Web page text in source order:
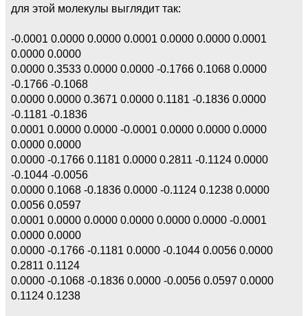
для этой молекулы выглядит так:
-0.0001 0.0000 0.0000 0.0001 0.0000 0.0000 0.0001
0.0000 0.0000
0.0000 0.3533 0.0000 0.0000 -0.1766 0.1068 0.0000
-0.1766 -0.1068
0.0000 0.0000 0.3671 0.0000 0.1181 -0.1836 0.0000
-0.1181 -0.1836
0.0001 0.0000 0.0000 -0.0001 0.0000 0.0000 0.0000
0.0000 0.0000
0.0000 -0.1766 0.1181 0.0000 0.2811 -0.1124 0.0000
-0.1044 -0.0056
0.0000 0.1068 -0.1836 0.0000 -0.1124 0.1238 0.0000
0.0056 0.0597
0.0001 0.0000 0.0000 0.0000 0.0000 0.0000 -0.0001
0.0000 0.0000
0.0000 -0.1766 -0.1181 0.0000 -0.1044 0.0056 0.0000
0.2811 0.1124
0.0000 -0.1068 -0.1836 0.0000 -0.0056 0.0597 0.0000
0.1124 0.1238